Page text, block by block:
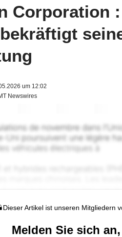
Corporation
um 12:02
Newswires
Dieser Artikel ist unseren Mitgliedern
Melden Sie sich